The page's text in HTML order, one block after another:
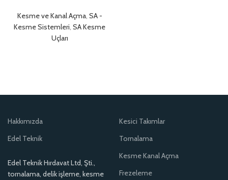
Kesme ve Kanal Açma, SA -
Kesme Sistemleri, SA Kesme
Uçları
Hakkımızda
Edel Teknik
Edel Teknik Hırdavat Ltd, Şti.,
tornalama, delik işleme, kesme
Kesici Takımlar
Tornalama
Kesme Kanal Açma
Frezeleme